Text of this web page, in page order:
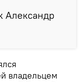
Александр
владельцем